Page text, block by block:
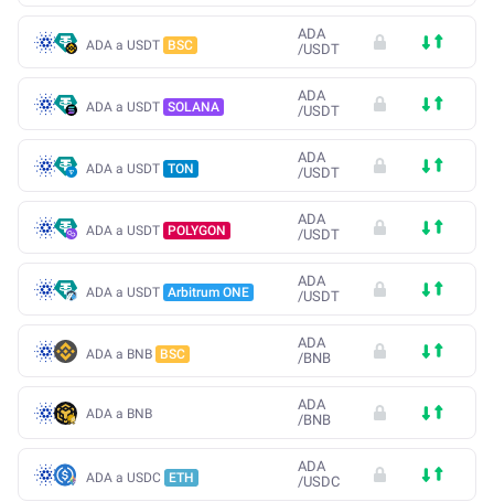
ADA a USDT BSC
ADA
/USDT
ADA a USDT SOLANA
ADA
/USDT
ADA a USDT TON
ADA
/USDT
ADA a USDT POLYGON
ADA
/USDT
ADA a USDT Arbitrum ONE
ADA
/USDT
ADA a BNB BSC
ADA
/BNB
ADA a BNB
ADA
/BNB
ADA a USDC ETH
ADA
/USDC